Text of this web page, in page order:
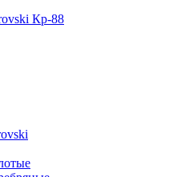
Кр-88